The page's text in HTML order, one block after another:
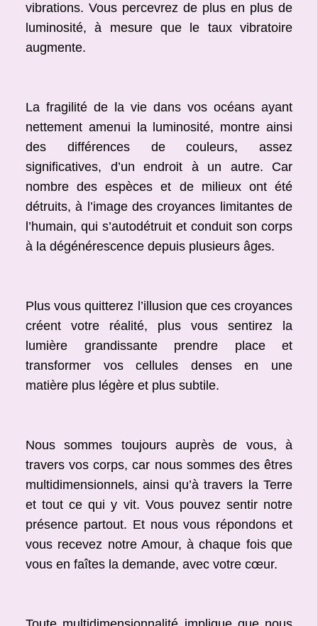
vibrations. Vous percevrez de plus en plus de
luminosité, à mesure que le taux vibratoire
augmente.
La fragilité de la vie dans vos océans ayant
nettement amenui la luminosité, montre ainsi
des différences de couleurs, assez
significatives, d’un endroit à un autre. Car
nombre des espèces et de milieux ont été
détruits, à l’image des croyances limitantes de
l’humain, qui s’autodétruit et conduit son corps
à la dégénérescence depuis plusieurs âges.
Plus vous quitterez l’illusion que ces croyances
créent votre réalité, plus vous sentirez la
lumière grandissante prendre place et
transformer vos cellules denses en une
matière plus légère et plus subtile.
Nous sommes toujours auprès de vous, à
travers vos corps, car nous sommes des êtres
multidimensionnels, ainsi qu’à travers la Terre
et tout ce qui y vit. Vous pouvez sentir notre
présence partout. Et nous vous répondons et
vous recevez notre Amour, à chaque fois que
vous en faîtes la demande, avec votre cœur.